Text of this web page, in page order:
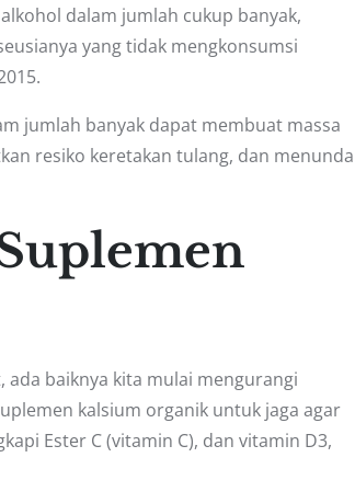
dalam jumlah cukup banyak,
yang tidak mengkonsumsi
jumlah banyak dapat membuat massa
resiko keretakan tulang, dan menunda
baiknya kita mulai mengurangi
kalsium organik untuk jaga agar
Ester C (vitamin C), dan vitamin D3,